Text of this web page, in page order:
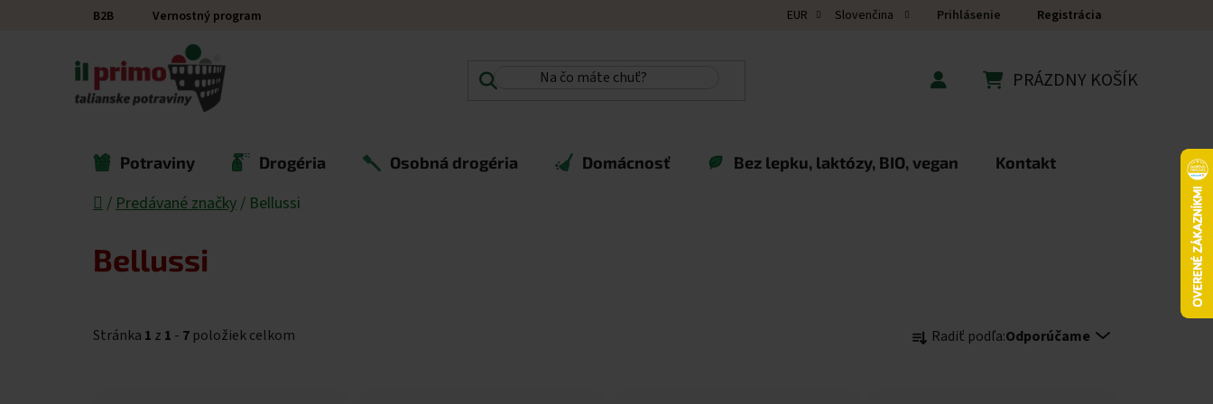
Prejsť na obsahB2B Vernostný program EUR Slovenčina Prihlásenie Registrácia
PRÁZDNY KOŠÍK
Potraviny Drogéria Osobná drogéria Domácnosť Bez lepku, laktózy, BIO, vegan Kontakt
Domov
/ Predávané značky / Bellussi
Bellussi
Stránka 1 z 1 - 7 položiek celkom Radiť podľa:Odporúčame